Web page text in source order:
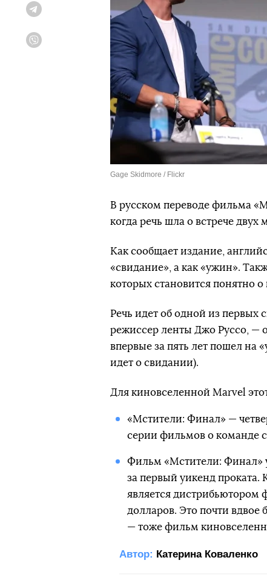
Gage Skidmore / Flickr
В русском переводе фильма
когда речь шла о встрече
Как сообщает издание,
«свидание», а как «ужин».
которых становится понятно о
Речь идет об одной из первых
режиссер ленты Джо Руссо, —
впервые за пять лет пошел на
идет о свидании).
Для киновселенной Marvel
«Мстители: Финал» —
серии фильмов о команде
Фильм «Мстители: Финал»
за первый уикенд проката.
является дистрибьютором
долларов. Это почти
— тоже фильм
Автор: Катерина Коваленко